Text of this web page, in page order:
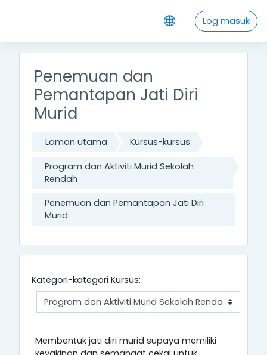
Log masuk
Penemuan dan
Pemantapan Jati Diri
Murid
Laman utama Kursus-kursus
Program dan Aktiviti Murid Sekolah
Rendah
Penemuan dan Pemantapan Jati Diri
Murid
Kategori-kategori Kursus:
Membentuk jati diri murid supaya memiliki